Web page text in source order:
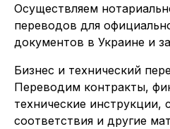
Осуществляем
переводов для
документов в Украине и
Бизнес и технический
Переводим контракты,
технические инструкции,
соответствия и другие